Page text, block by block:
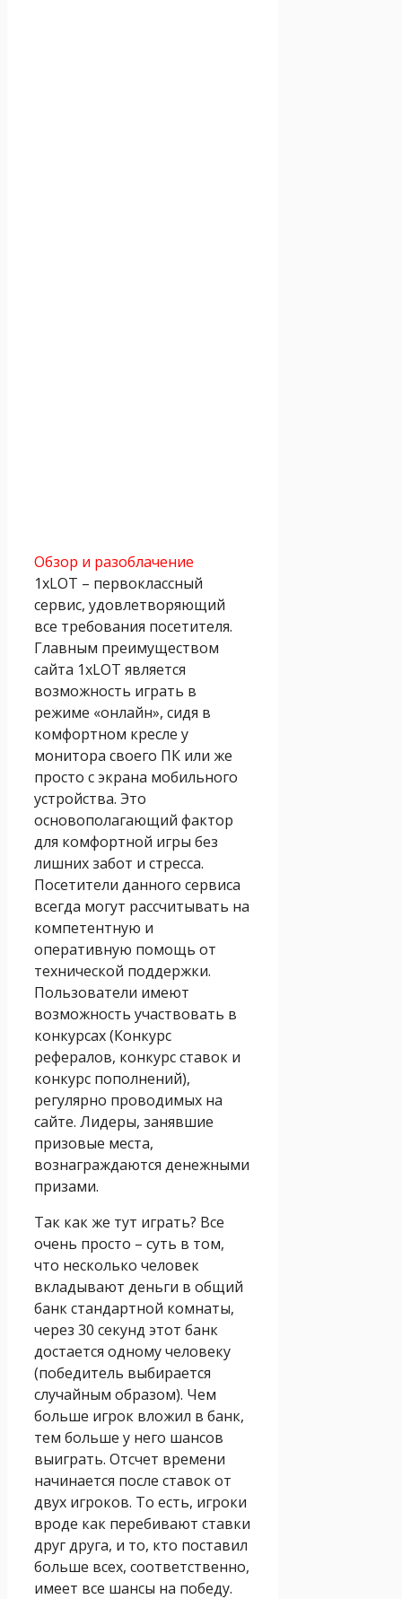
Обзор и разоблачение
1xLOT – первоклассный
сервис, удовлетворяющий
все требования посетителя.
Главным преимуществом
сайта 1xLOT является
возможность играть в
режиме «онлайн», сидя в
комфортном кресле у
монитора своего ПК или же
просто с экрана мобильного
устройства. Это
основополагающий фактор
для комфортной игры без
лишних забот и стресса.
Посетители данного сервиса
всегда могут рассчитывать на
компетентную и
оперативную помощь от
технической поддержки.
Пользователи имеют
возможность участвовать в
конкурсах (Конкурс
рефералов, конкурс ставок и
конкурс пополнений),
регулярно проводимых на
сайте. Лидеры, занявшие
призовые места,
вознаграждаются денежными
призами.
Так как же тут играть? Все
очень просто – суть в том,
что несколько человек
вкладывают деньги в общий
банк стандартной комнаты,
через 30 секунд этот банк
достается одному человеку
(победитель выбирается
случайным образом). Чем
больше игрок вложил в банк,
тем больше у него шансов
выиграть. Отсчет времени
начинается после ставок от
двух игроков. То есть, игроки
вроде как перебивают ставки
друг друга, и то, кто поставил
больше всех, соответственно,
имеет все шансы на победу.